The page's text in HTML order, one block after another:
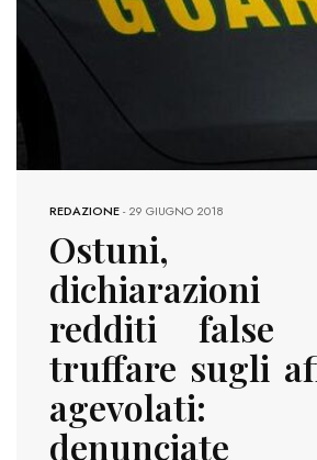
REDAZIONE-29 GIUGNO 2018
Ostuni,
dichiarazioni
redditi false
truffare sugli
agevolati:
denunciate